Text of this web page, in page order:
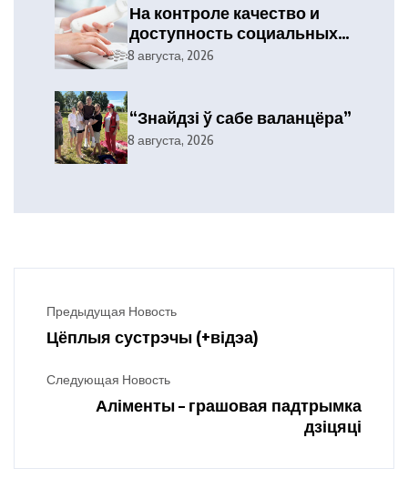
На контроле качество и
доступность социальных
услуг
8 августа, 2026
“Знайдзі ў сабе валанцёра”
8 августа, 2026
Предыдущая Новость
Цёплыя сустрэчы (+відэа)
Следующая Новость
Аліменты – грашовая падтрымка
дзіцяці